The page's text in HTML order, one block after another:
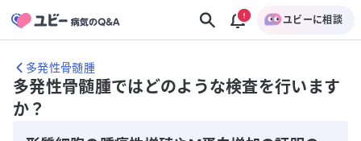
ユビーに相談
多発性骨髄腫
多発性骨髄腫ではどのような検査を行います
か？